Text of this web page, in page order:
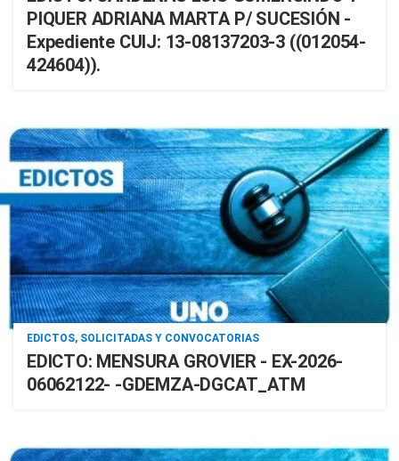
PIQUER ADRIANA MARTA P/ SUCESIÓN -
Expediente CUIJ: 13-08137203-3 ((012054-
424604)).
EDICTOS, SOLICITADAS Y CONVOCATORIAS
EDICTO: MENSURA GROVIER - EX-2026-
06062122- -GDEMZA-DGCAT_ATM